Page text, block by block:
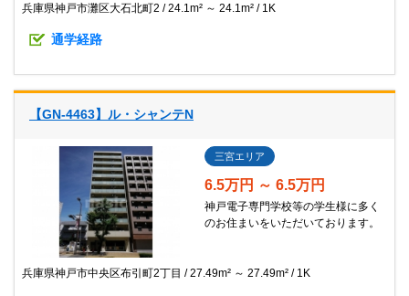
兵庫県神戸市灘区大石北町2 24.1m² ～ 24.1m² 1K
通学経路
【GN-4463】ル・シャンテN
三宮エリア
6.5万円 ～ 6.5万円
神戸電子専門学校等の学生様に多く
のお住まいをいただいております。
兵庫県神戸市中央区布引町2丁目 27.49m² ～ 27.49m² 1K